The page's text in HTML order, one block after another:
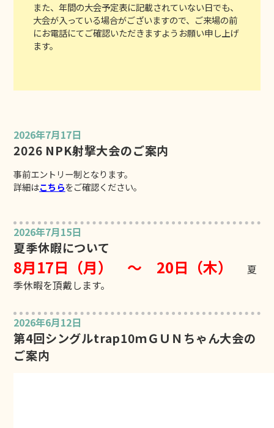
また、年間の大会予定表に記載されていない日でも、
大会が入っている場合がございますので、ご来場の前
にお電話にてご確認いただきますようお願い申し上げ
ます。
2026年7月17日
2026 NPK射撃大会のご案内
事前エントリー制となります。
詳細はこちらをご確認ください。
2026年7月15日
夏季休暇について
8月17日（月） ～ 20日（木）
夏
季休暇を頂戴します。
2026年6月12日
第4回シングルtrap10ｍＧＵＮちゃん大会の
ご案内